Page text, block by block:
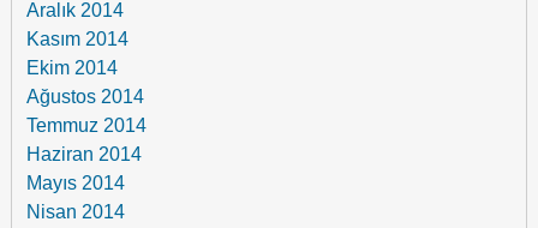
Aralık 2014
Kasım 2014
Ekim 2014
Ağustos 2014
Temmuz 2014
Haziran 2014
Mayıs 2014
Nisan 2014